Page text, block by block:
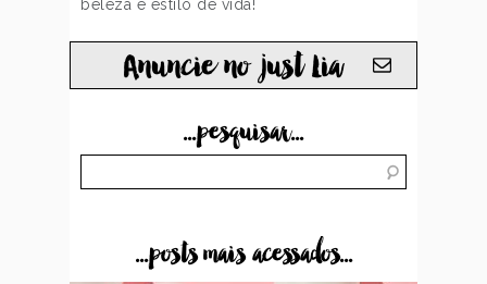
beleza e estilo de vida!
Anuncie no just Lia
...pesquisar...
...posts mais acessados...